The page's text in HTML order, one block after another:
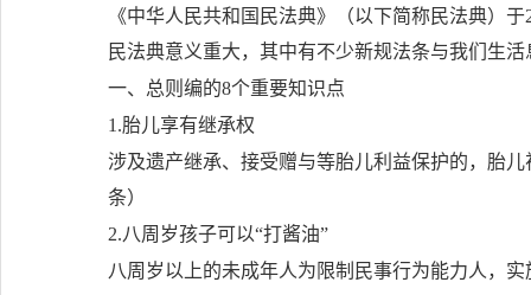
《中华人民共和国民法典》（以下简称民法典）
民法典意义重大，其中有不少新规法条与我们生
一、总则编的8个重要知识点
1.胎儿享有继承权
涉及遗产继承、接受赠与等胎儿利益保护的，胎
条）
2.八周岁孩子可以“打酱油”
八周岁以上的未成年人为限制民事行为能力人，